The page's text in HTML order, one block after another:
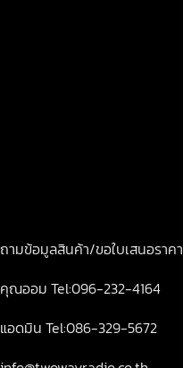
ถามข้อมูลสินค้า/ขอใบเสนอราคา
คุณออม Tel:096-232-4164
แอดมิน Tel:086-329-5672